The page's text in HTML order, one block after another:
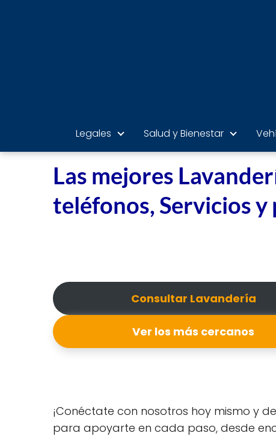
Legales Salud y Bienestar
Las mejores
teléfonos, Servicios y
Consultar Lavandería
Ver los más cercanos
¡Conéctate con nosotros hoy mismo y
para apoyarte en cada paso, desde